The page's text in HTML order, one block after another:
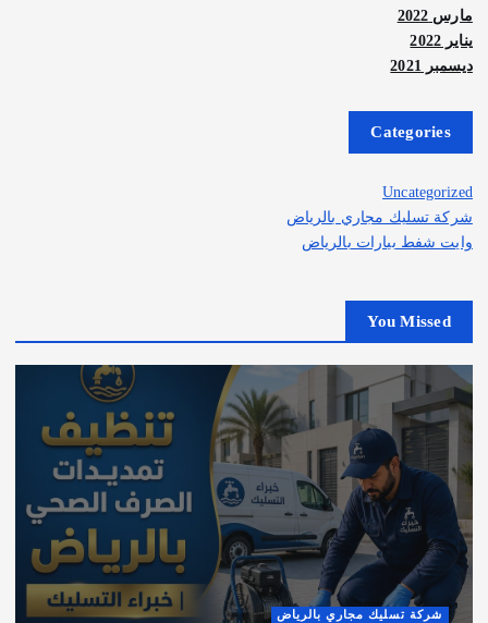
مارس 2022
يناير 2022
ديسمبر 2021
Categories
Uncategorized
شركة تسليك مجاري بالرياض
وايت شفط بيارات بالرياض
You Missed
شركة تسليك مجاري بالرياض